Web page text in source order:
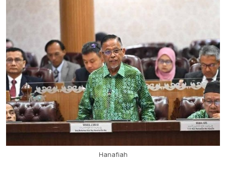
Hanafiah